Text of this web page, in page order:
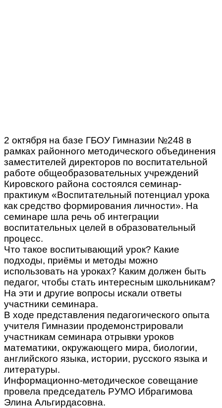
2 октября на базе ГБОУ Гимназии №248 в
рамках районного методического объединения
заместителей директоров по воспитательной
работе общеобразовательных учреждений
Кировского района состоялся семинар-
практикум «Воспитательный потенциал урока
как средство формирования личности». На
семинаре шла речь об интеграции
воспитательных целей в образовательный
процесс.
Что такое воспитывающий урок? Какие
подходы, приёмы и методы можно
использовать на уроках? Каким должен быть
педагог, чтобы стать интересным школьникам?
На эти и другие вопросы искали ответы
участники семинара.
В ходе представления педагогического опыта
учителя Гимназии продемонстрировали
участникам семинара отрывки уроков
математики, окружающего мира, биологии,
английского языка, истории, русского языка и
литературы.
Информационно-методическое совещание
провела председатель РУМО Ибрагимова
Элина Альгирдасовна.